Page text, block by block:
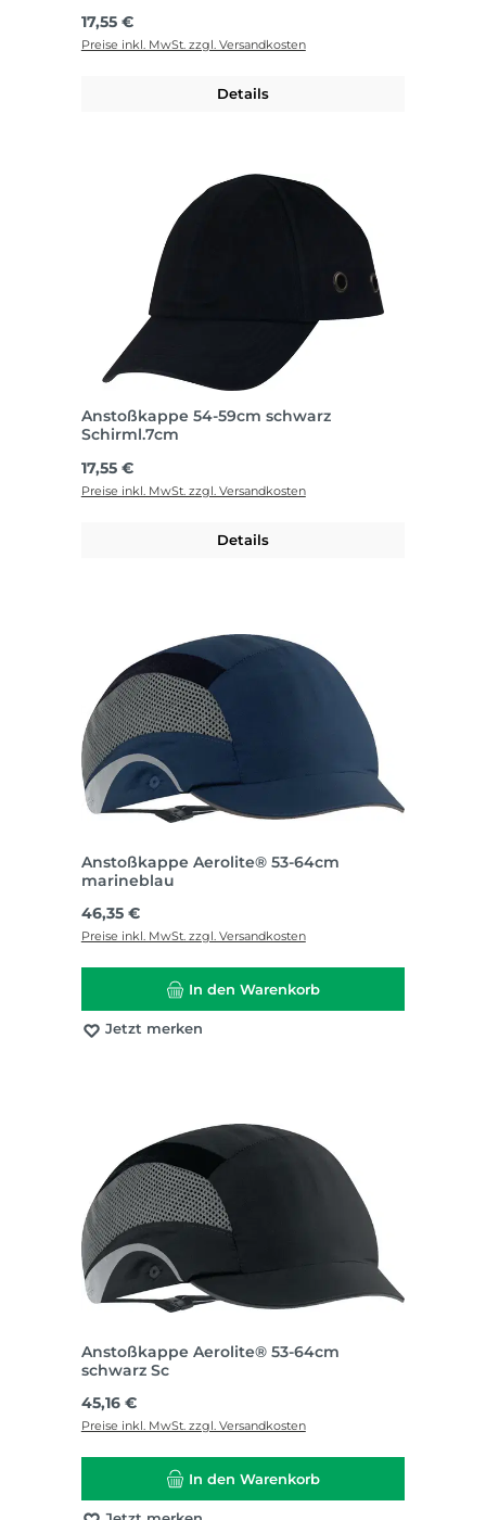
Regulärer Preis:
17,55 €
Preise inkl. MwSt. zzgl. Versandkosten
Details
Anstoßkappe 54-59cm schwarz
Schirml.7cm
Regulärer Preis:
17,55 €
Preise inkl. MwSt. zzgl. Versandkosten
Details
Anstoßkappe Aerolite® 53-64cm
marineblau
Regulärer Preis:
46,35 €
Preise inkl. MwSt. zzgl. Versandkosten
In den Warenkorb
Jetzt merken
Anstoßkappe Aerolite® 53-64cm
schwarz Sc
Regulärer Preis:
45,16 €
Preise inkl. MwSt. zzgl. Versandkosten
In den Warenkorb